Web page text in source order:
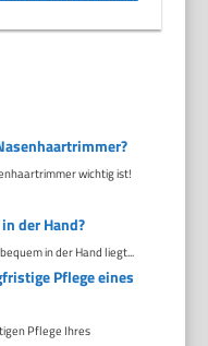
wichtig ist!
der Hand?
in der Hand liegt...
Pflege eines
Pflege Ihres